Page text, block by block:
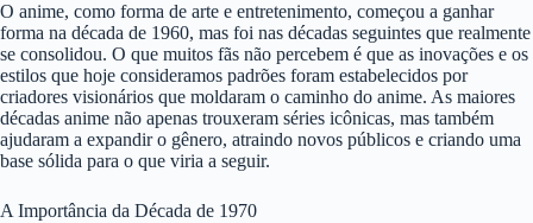
O anime, como forma de arte e entretenimento, começou a ganhar
forma na década de 1960, mas foi nas décadas seguintes que realmente
se consolidou. O que muitos fãs não percebem é que as inovações e os
estilos que hoje consideramos padrões foram estabelecidos por
criadores visionários que moldaram o caminho do anime. As maiores
décadas anime não apenas trouxeram séries icônicas, mas também
ajudaram a expandir o gênero, atraindo novos públicos e criando uma
base sólida para o que viria a seguir.
A Importância da Década de 1970